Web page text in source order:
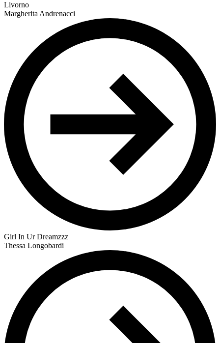
Livorno
Margherita Andrenacci
Girl In Ur Dreamzzz
Thessa Longobardi